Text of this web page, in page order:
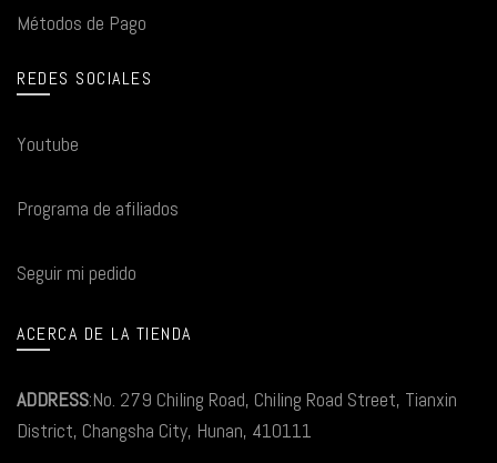
Métodos de Pago
REDES SOCIALES
Youtube
Programa de afiliados
Seguir mi pedido
ACERCA DE LA TIENDA
ADDRESS:No. 279 Chiling Road, Chiling Road Street, Tianxin
District, Changsha City, Hunan, 410111